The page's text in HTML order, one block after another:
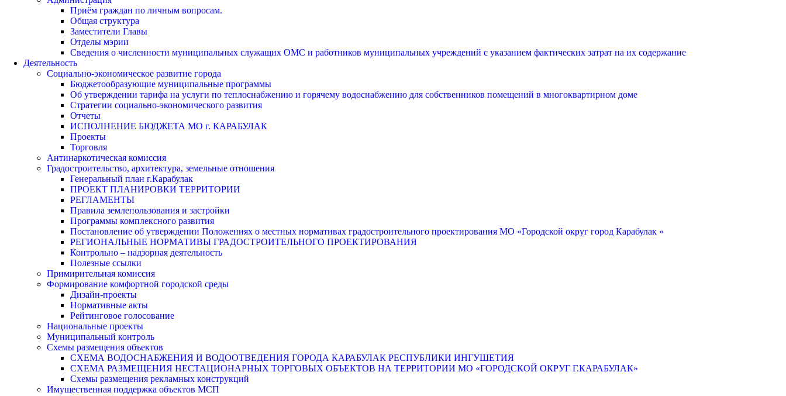
Приём граждан по личным вопросам.
Общая структура
Заместители Главы
Отделы мэрии
Сведения о численности муниципальных служащих ОМС и работников муниципальных учреждений с указанием фактических затрат на их содержание
Деятельность
Социально-экономическое развитие города
Бюджетообразующие муниципальные программы
Об утверждении тарифа на услуги по теплоснабжению и горячему водоснабжению для собственников помещений в многоквартирном доме
Стратегии социально-экономического развития
Отчеты
ИСПОЛНЕНИЕ БЮДЖЕТА МО г. КАРАБУЛАК
Проекты
Торговля
Антинаркотическая комиссия
Градостроительство, архитектура, земельные отношения
Генеральный план г.Карабулак
ПРОЕКТ ПЛАНИРОВКИ ТЕРРИТОРИИ
РЕГЛАМЕНТЫ
Правила землепользования и застройки
Программы комплексного развития
Постановление об утверждении Положениях о местных нормативах градостроительного проектирования МО «Городской округ город Карабулак «
РЕГИОНАЛЬНЫЕ НОРМАТИВЫ ГРАДОСТРОИТЕЛЬНОГО ПРОЕКТИРОВАНИЯ
Контрольно – надзорная деятельность
Полезные ссылки
Примирительная комиссия
Формирование комфортной городской среды
Дизайн-проекты
Нормативные акты
Рейтинговое голосование
Национальные проекты
Муниципальный контроль
Схемы размещения объектов
СХЕМА ВОДОСНАБЖЕНИЯ И ВОДООТВЕДЕНИЯ ГОРОДА КАРАБУЛАК РЕСПУБЛИКИ ИНГУШЕТИЯ
СХЕМА РАЗМЕЩЕНИЯ НЕСТАЦИОНАРНЫХ ТОРГОВЫХ ОБЪЕКТОВ НА ТЕРРИТОРИИ МО «ГОРОДСКОЙ ОКРУГ Г.КАРАБУЛАК»
Схемы размещения рекламных конструкций
Имущественная поддержка объектов МСП